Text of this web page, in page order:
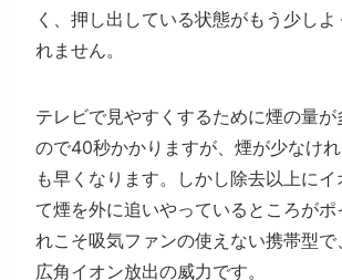
く、押し出している状態がもう少し
れません。
テレビで見やすくするために煙の量
ので40秒かかりますが、煙が少なけ
も早くなります。しかし除去以上に
て煙を外に追いやっているところがポ
れこそ吸気ファンの使えない携帯型
広角イオン放出の威力です。